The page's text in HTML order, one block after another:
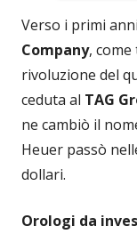
Verso i primi
Company,
rivoluzione del
ceduta al TAG
ne cambiò il
Heuer passò
dollari.
Orologi da